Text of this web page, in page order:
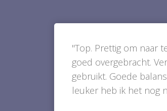
"Top. Prettig om naar
goed overgebracht.
gebruikt. Goede
leuker heb ik het nog